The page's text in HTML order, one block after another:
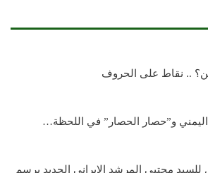
.. نقاط على الحروف
اليمني و”حصار الحصار” في اللحظة…
للسيد مجتبى المرشد الإيراني الجديد يرسم